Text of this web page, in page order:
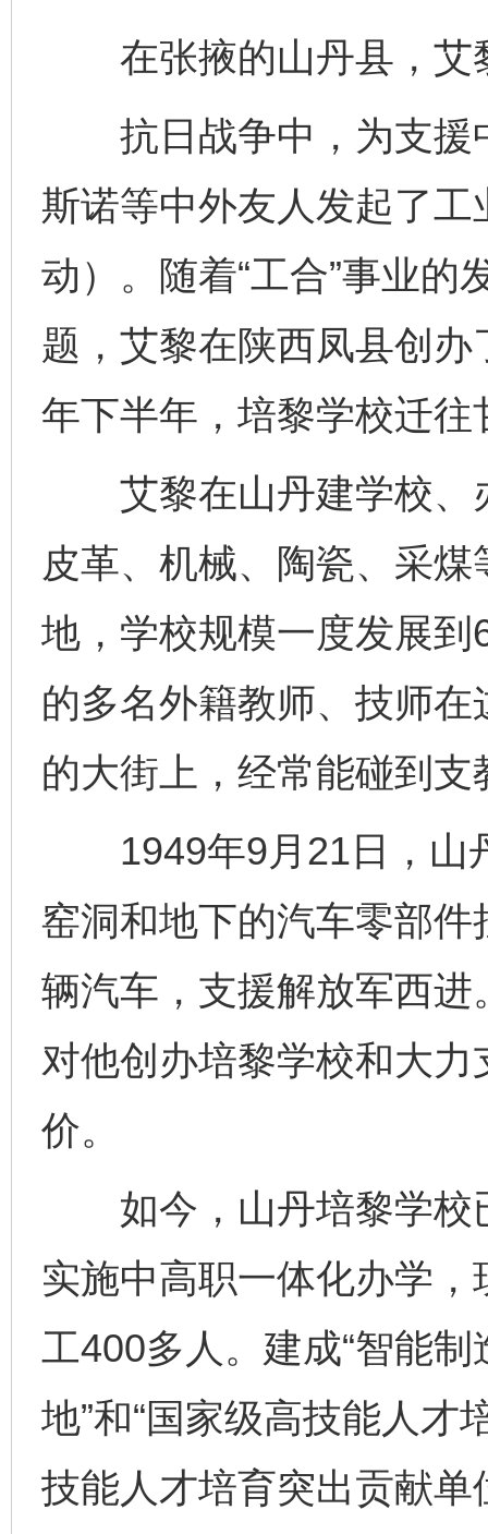
在张掖的山丹县，艾
抗日战争中，为支援
斯诺等中外友人发起了工
动）。随着“工合”事业的
题，艾黎在陕西凤县创
年下半年，培黎学校迁往
艾黎在山丹建学校、
皮革、机械、陶瓷、采
地，学校规模一度发展
的多名外籍教师、技师
的大街上，经常能碰到支
1949年9月21日，山
窑洞和地下的汽车零部
辆汽车，支援解放军西
对他创办培黎学校和大
价。
如今，山丹培黎学校
实施中高职一体化办学
工400多人。建成“智能
地”和“国家级高技能人才
技能人才培育突出贡献单